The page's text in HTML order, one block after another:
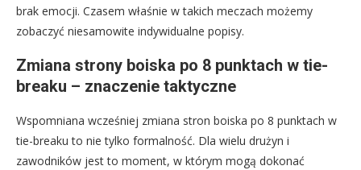
brak emocji. Czasem właśnie w takich meczach możemy
zobaczyć niesamowite indywidualne popisy.
Zmiana strony boiska po 8 punktach w tie-
breaku – znaczenie taktyczne
Wspomniana wcześniej zmiana stron boiska po 8 punktach w
tie-breaku to nie tylko formalność. Dla wielu drużyn i
zawodników jest to moment, w którym mogą dokonać